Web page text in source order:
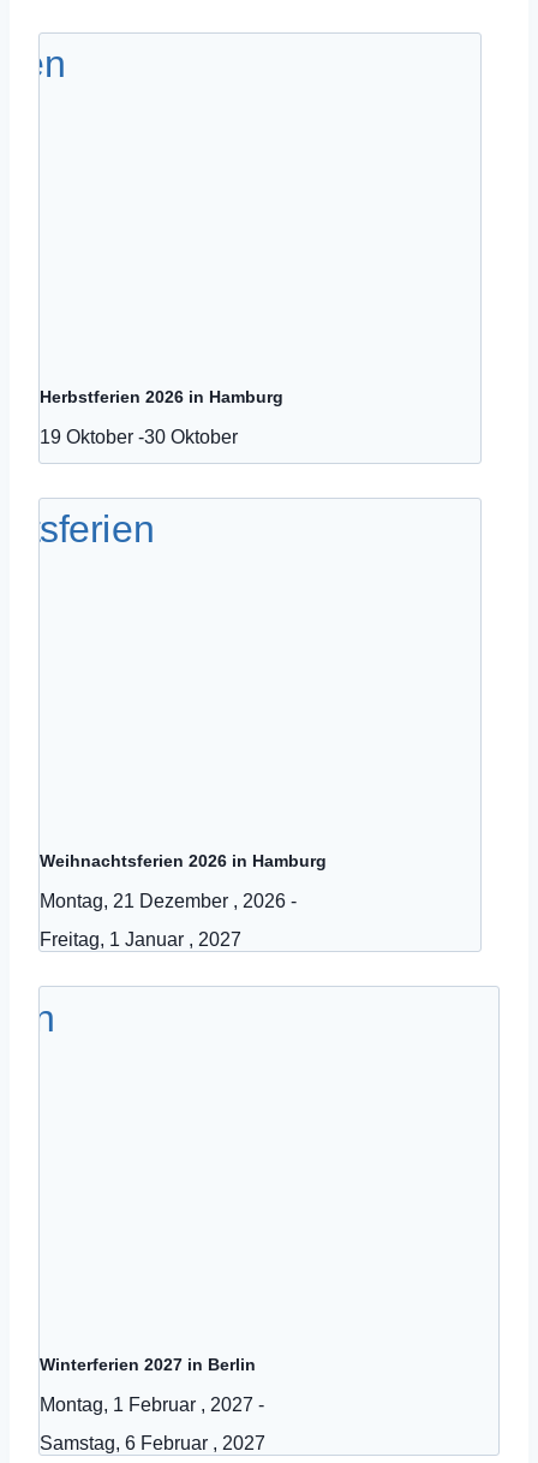
Herbstferien 2026 in Hamburg
19 Oktober -30 Oktober
Weihnachtsferien 2026 in Hamburg
Montag, 21 Dezember , 2026 -
Freitag, 1 Januar , 2027
Winterferien 2027 in Berlin
Montag, 1 Februar , 2027 -
Samstag, 6 Februar , 2027